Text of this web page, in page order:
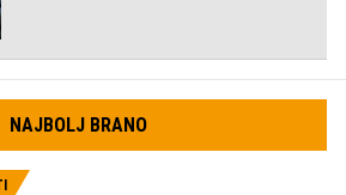
NAJBOLJ BRANO